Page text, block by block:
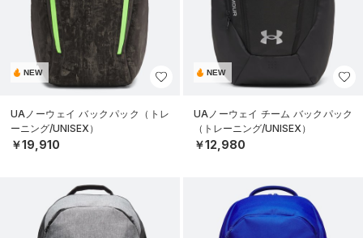
NEW
UAノーウェイ バックパック（トレ
ーニング/UNISEX）
￥19,910
NEW
UAノーウェイ チーム バックパック
（トレーニング/UNISEX）
￥12,980